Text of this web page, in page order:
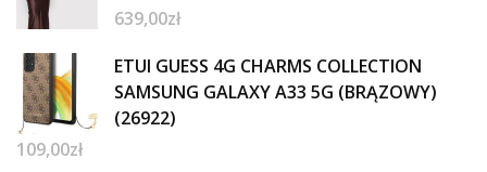
639,00zł
ETUI GUESS 4G CHARMS COLLECTION
SAMSUNG GALAXY A33 5G (BRĄZOWY)
(26922)
109,00zł